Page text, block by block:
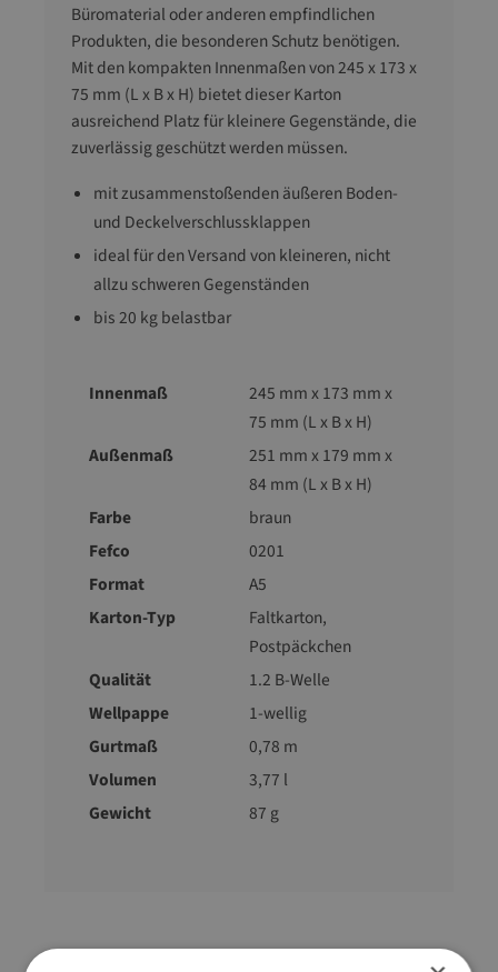
Büromaterial oder anderen empfindlichen
Produkten, die besonderen Schutz benötigen.
Mit den kompakten Innenmaßen von 245 x 173 x
75 mm (L x B x H) bietet dieser Karton
ausreichend Platz für kleinere Gegenstände, die
zuverlässig geschützt werden müssen.
mit zusammenstoßenden äußeren Boden-
und Deckelverschlussklappen
ideal für den Versand von kleineren, nicht
allzu schweren Gegenständen
bis 20 kg belastbar
Innenmaß
245 mm x 173 mm x
75 mm (L x B x H)
Außenmaß
251 mm x 179 mm x
84 mm (L x B x H)
Farbe
braun
Fefco
0201
Format
A5
Karton-Typ
Faltkarton,
Postpäckchen
Qualität
1.2 B-Welle
Wellpappe
1-wellig
Gurtmaß
0,78 m
Volumen
3,77 l
Gewicht
87 g